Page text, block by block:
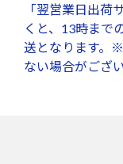
「翌営業日出荷
くと、13時まで
送となります。
ない場合がござい